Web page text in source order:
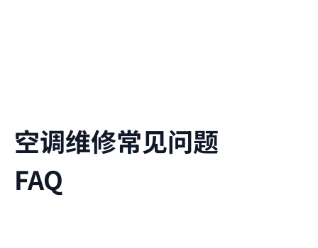
空调维修常见问题
FAQ